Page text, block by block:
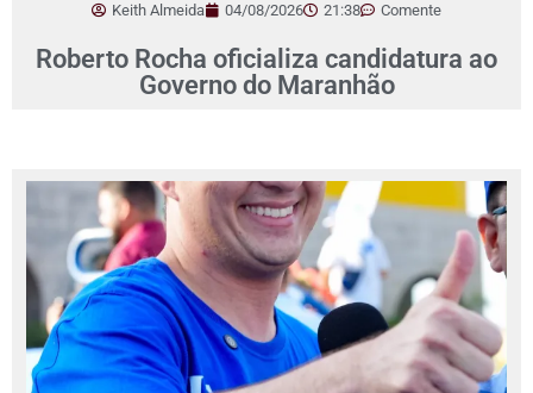
Keith Almeida 04/08/2026 21:38 Comente
Roberto Rocha oficializa candidatura ao
Governo do Maranhão